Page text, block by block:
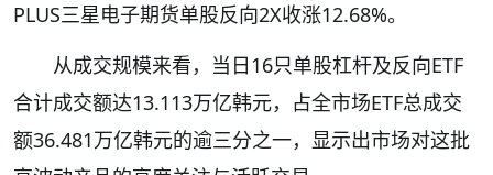
PLUS三星电子期货单股反向2X收涨12.68%。
从成交规模来看，当日16只单股杠杆及反向ETF
合计成交额达13.113万亿韩元，占全市场ETF总成交
额36.481万亿韩元的逾三分之一，显示出市场对这批